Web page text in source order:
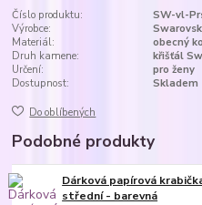
Číslo produktu:
SW-vl-
Výrobce:
Materiál:
obecný
Druh kamene:
křišťál
Určení:
pro ženy
Dostupnost:
Skladem
Do oblíbených
Podobné produkty
Dárková papírová
střední - barevná